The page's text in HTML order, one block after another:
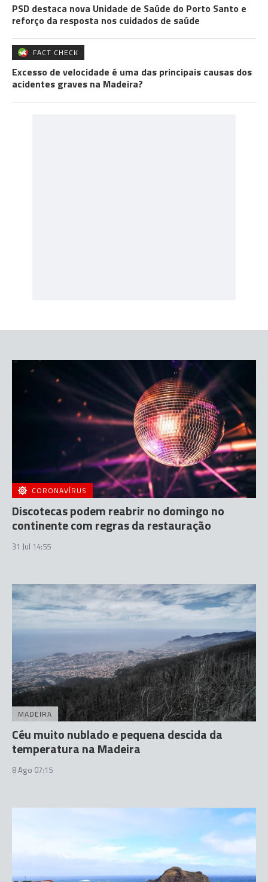
PSD destaca nova Unidade de Saúde do Porto Santo e
reforço da resposta nos cuidados de saúde
FACT CHECK
Excesso de velocidade é uma das principais causas dos
acidentes graves na Madeira?
CORONAVÍRUS
Discotecas podem reabrir no domingo no
continente com regras da restauração
31 Jul 14:55
MADEIRA
Céu muito nublado e pequena descida da
temperatura na Madeira
8 Ago 07:15